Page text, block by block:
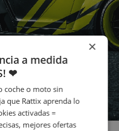
×
a medida
❤
coche o moto sin
que Rattix aprenda lo
activadas =
mejores ofertas